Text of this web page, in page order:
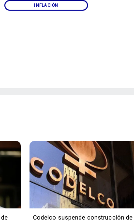
INFLACIÓN
Codelco suspende construcción de